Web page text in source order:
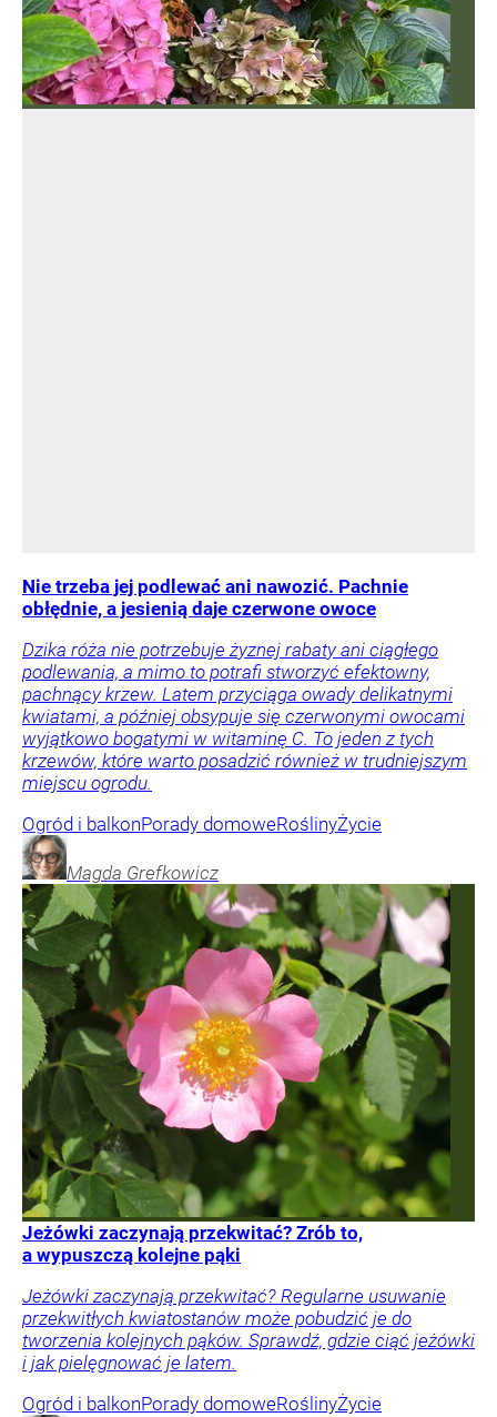
Nie trzeba jej podlewać ani nawozić. Pachnie
obłędnie, a jesienią daje czerwone owoce
Dzika róża nie potrzebuje żyznej rabaty ani ciągłego
podlewania, a mimo to potrafi stworzyć efektowny,
pachnący krzew. Latem przyciąga owady delikatnymi
kwiatami, a później obsypuje się czerwonymi owocami
wyjątkowo bogatymi w witaminę C. To jeden z tych
krzewów, które warto posadzić również w trudniejszym
miejscu ogrodu.
Ogród i balkonPorady domoweRoślinyŻycie
Magda Grefkowicz
Jeżówki zaczynają przekwitać? Zrób to,
a wypuszczą kolejne pąki
Jeżówki zaczynają przekwitać? Regularne usuwanie
przekwitłych kwiatostanów może pobudzić je do
tworzenia kolejnych pąków. Sprawdź, gdzie ciąć jeżówki
i jak pielęgnować je latem.
Ogród i balkonPorady domoweRoślinyŻycie